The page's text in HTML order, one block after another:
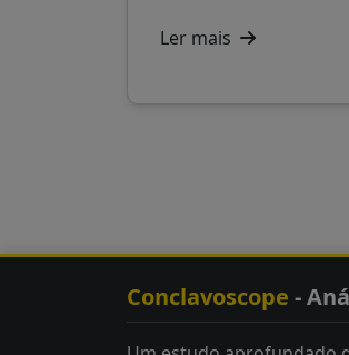
Ler mais
Conclavoscope -